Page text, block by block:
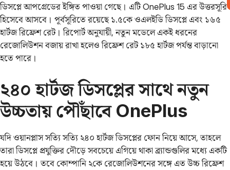
ডিসপ্লে আপগ্রেডের ইঙ্গিত পাওয়া গেছে। এটি OnePlus 15 এর উত্তরসূরি
হিসেবে আসবে। পূর্বসূরিতে রয়েছে ১.৫কে ওএলইডি ডিসপ্লে এবং ১৬৫
হার্টজ রিফ্রেশ রেট। রিপোর্ট অনুযায়ী, নতুন মডেলে একই ধরনের
রেজোলিউশন বজায় রাখা হলেও রিফ্রেশ রেট ১৮৫ হার্টজ পর্যন্ত বাড়ানো
হতে পারে।
২৪০ হার্টজ ডিসপ্লের সাথে নতুন
উচ্চতায় পৌঁছাবে OnePlus
যদি ওয়ানপ্লাস সত্যি সত্যি ২৪০ হার্টজ ডিসপ্লের ফোন নিয়ে আসে, তাহলে
তারা ডিসপ্লে প্রযুক্তির দৌড়ে সবচেয়ে এগিয়ে থাকা ব্র্যান্ডগুলির মধ্যে একটি
হয়ে উঠবে। তবে কোম্পানি ২কে রেজোলিউশনের সঙ্গে এত উচ্চ রিফ্রেশ